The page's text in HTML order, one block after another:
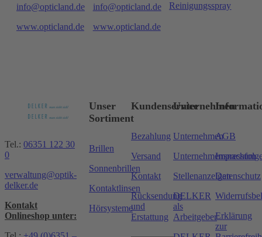
info@opticland.de
www.opticland.de
info@opticland.de
www.opticland.de
Reinigungsspray
Tel.: 06351 122 30
0
verwaltung@optik-
delker.de
Kontakt
Onlineshop unter:
Unser
Sortiment
Brillen
Sonnenbrillen
Kontaktlinsen
Hörsysteme
Kundenservice
Bezahlung
Versand
Kontakt
Rücksendung
und
Erstattung
Unternehmen
Unternehmen
Stellenanzeigen
DELKER
als
Arbeitgeber
AGB
Impressum
Datenschutz
Erklärung
zur